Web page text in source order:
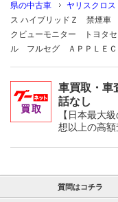
県の中古車
ヤリスクロ
ス ハイブリッドＺ 禁煙車
クビューモニター トヨタ
ル フルセグ ＡＰＰＬＥＣ
車買取・
話なし
【日本最大
想以上の高額
質問はコチラ